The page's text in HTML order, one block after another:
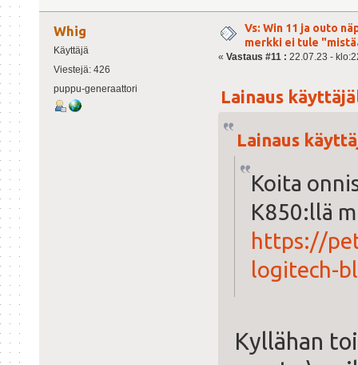
Whig
Käyttäjä
Viestejä: 426
puppu-generaattori
Vs: Win 11 ja outo
merkki ei tule
« Vastaus #11 : 22.07.23 -
Lainaus
Lainaus
Koita
K850:llä
https://
logitech-
Kyllähan